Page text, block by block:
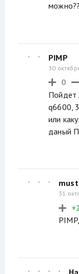
PIMP
30
0
Пойдет
q6600,
или
даный
31
+2